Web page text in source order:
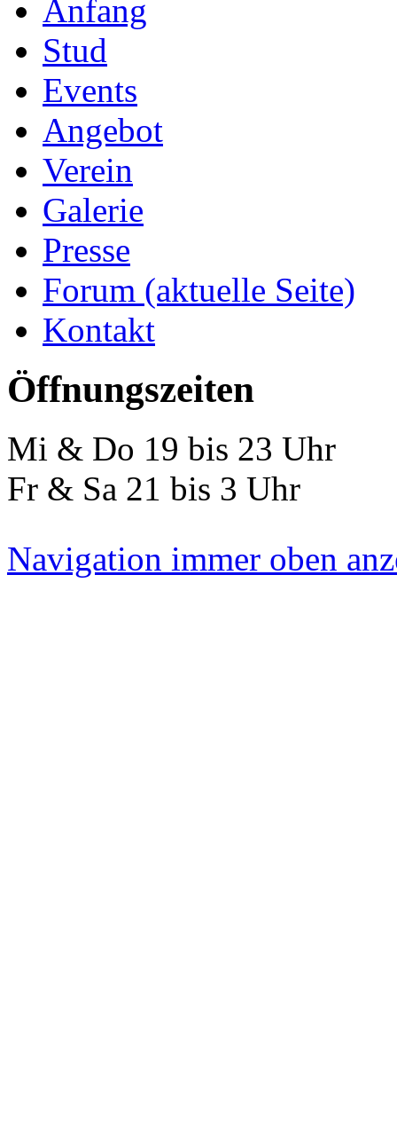
Stud
Events
Angebot
Verein
Galerie
Presse
Forum (aktuelle Seite)
Kontakt
Öffnungszeiten
Mi & Do 19 bis 23 Uhr
Fr & Sa 21 bis 3 Uhr